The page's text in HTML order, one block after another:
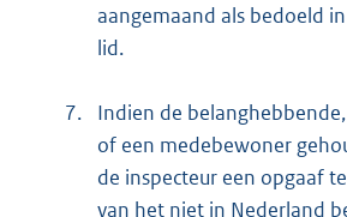
aangemaand als bedoeld
lid.
7.
Indien de
of een medebewoner
de inspecteur een opgaaf
van het niet in Nederland